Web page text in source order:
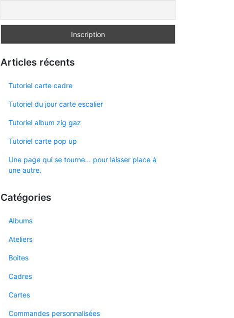
Articles récents
Tutoriel carte cadre
Tutoriel du jour carte escalier
Tutoriel album zig gaz
Tutoriel carte pop up
Une page qui se tourne… pour laisser place à
une autre.
Catégories
Albums
Ateliers
Boites
Cadres
Cartes
Commandes personnalisées